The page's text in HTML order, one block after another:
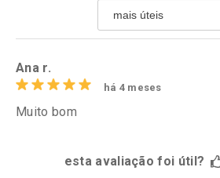
Ana r.
há 4 meses
Muito bom
esta avaliação foi útil?